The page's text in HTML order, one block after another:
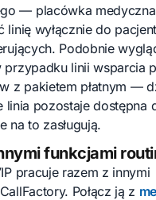
— placówka
linię wyłącznie do
Podobnie
przypadku linii wsparcia
z pakietem płatnym —
linia pozostaje dostępna
na to zasługują.
funkcjami
pracuje razem z innymi
Połącz ją z